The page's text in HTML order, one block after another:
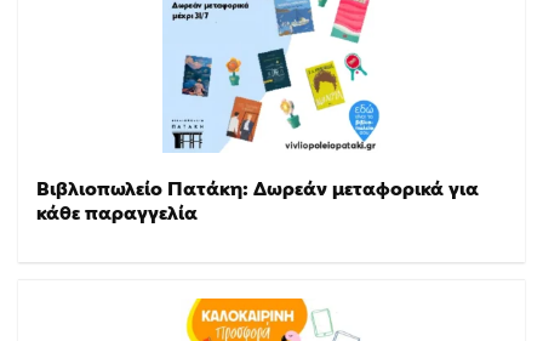
Βιβλιοπωλείο Πατάκη: Δωρεάν μεταφορικά για
κάθε παραγγελία